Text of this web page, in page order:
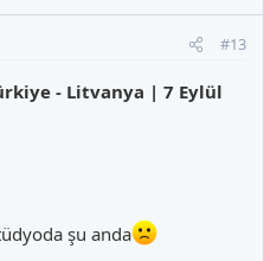
#13
- Litvanya | 7 Eylül
şu anda